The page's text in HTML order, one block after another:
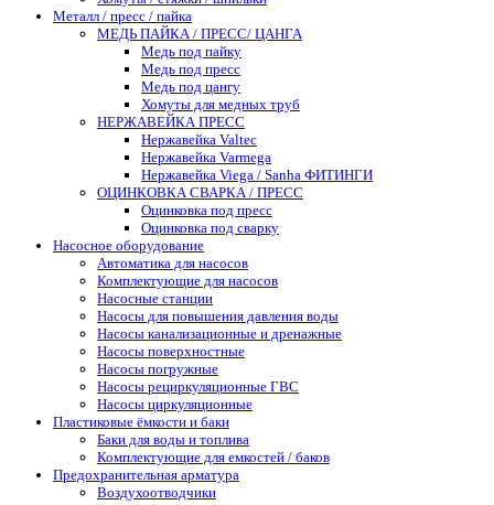
Металл / пресс / пайка
МЕДЬ ПАЙКА / ПРЕСС/ ЦАНГА
Медь под пайку
Медь под пресс
Медь под цангу
Хомуты для медных труб
НЕРЖАВЕЙКА ПРЕСС
Нержавейка Valtec
Нержавейка Varmega
Нержавейка Viega / Sanha ФИТИНГИ
ОЦИНКОВКА СВАРКА / ПРЕСС
Оцинковка под пресс
Оцинковка под сварку
Насосное оборудование
Автоматика для насосов
Комплектующие для насосов
Насосные станции
Насосы для повышения давления воды
Насосы канализационные и дренажные
Насосы поверхностные
Насосы погружные
Насосы рециркуляционные ГВС
Насосы циркуляционные
Пластиковые ёмкости и баки
Баки для воды и топлива
Комплектующие для емкостей / баков
Предохранительная арматура
Воздухоотводчики